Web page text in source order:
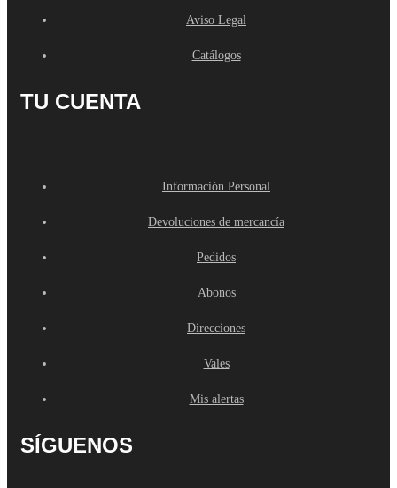
Aviso Legal
Catálogos
TU CUENTA
Información Personal
Devoluciones de mercancía
Pedidos
Abonos
Direcciones
Vales
Mis alertas
SÍGUENOS